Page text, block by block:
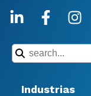
Industrias